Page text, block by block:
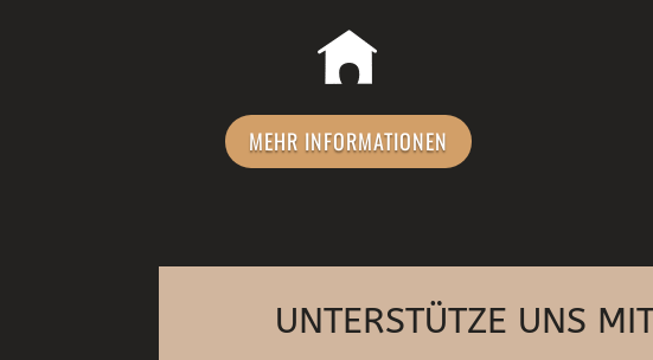
MEHR INFORMATIONEN
UNTERSTÜTZE UNS